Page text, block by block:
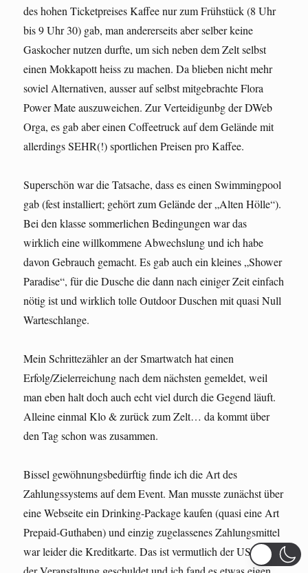
des hohen Ticketpreises Kaffee nur zum Frühstück (8 Uhr
bis 9 Uhr 30) gab, man andererseits aber selber keine
Gaskocher nutzen durfte, um sich neben dem Zelt selbst
einen Mokkapott heiss zu machen. Da blieben nicht mehr
soviel Alternativen, ausser auf selbst mitgebrachte Flora
Power Mate auszuweichen. Zur Verteidigunbg der DWeb
Orga, es gab aber einen Coffeetruck auf dem Gelände mit
allerdings SEHR(!) sportlichen Preisen pro Kaffee.
Superschön war die Tatsache, dass es einen Swimmingpool
gab (fest installiert; gehört zum Gelände der „Alten Hölle“).
Bei den klasse sommerlichen Bedingungen war das
wirklich eine willkommene Abwechslung und ich habe
davon Gebrauch gemacht. Es gab auch ein kleines „Shower
Paradise“, für die Dusche die dann nach einiger Zeit einfach
nötig ist und wirklich tolle Outdoor Duschen mit quasi Null
Warteschlange.
Mein Schrittezähler an der Smartwatch hat einen
Erfolg/Zielerreichung nach dem nächsten gemeldet, weil
man eben halt doch auch echt viel durch die Gegend läuft.
Alleine einmal Klo & zurück zum Zelt… da kommt über
den Tag schon was zusammen.
Bissel gewöhnungsbedürftig finde ich die Art des
Zahlungssystems auf dem Event. Man musste zunächst über
eine Webseite ein Drinking-Package kaufen (quasi eine Art
Prepaid-Guthaben) und einzig zugelassenes Zahlungsmittel
war leider die Kreditkarte. Das ist vermutlich der US-Kultur